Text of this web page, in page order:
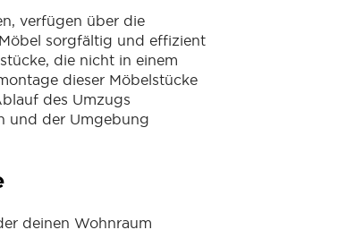
verfügen über die
sorgfältig und effizient
die nicht in einem
dieser Möbelstücke
des Umzugs
und der Umgebung
deinen Wohnraum